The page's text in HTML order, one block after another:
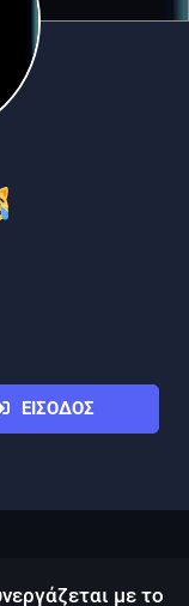
ΕΙΣΟΔΟΣ
με το